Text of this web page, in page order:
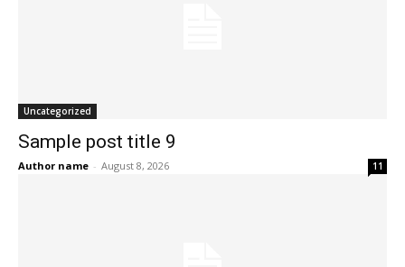
Uncategorized
Sample post title 9
Author name - August 8, 2026 11